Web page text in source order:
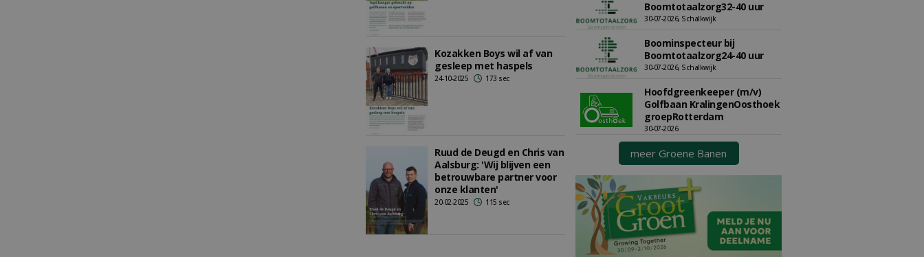
Kozakken Boys wil af van
gesleep met haspels
24-10-2025 173 sec
Ruud de Deugd en Chris van
Aalsburg: 'Wij blijven een
betrouwbare partner voor
onze klanten'
20-02-2025 115 sec
Boomtotaalzorg32-40 uur
30-07-2026, Schalkwijk
Boominspecteur bij
Boomtotaalzorg24-40 uur
30-07-2026, Schalkwijk
Hoofdgreenkeeper (m/v)
Golfbaan KralingenOosthoek
groepRotterdam
30-07-2026
meer Groene Banen